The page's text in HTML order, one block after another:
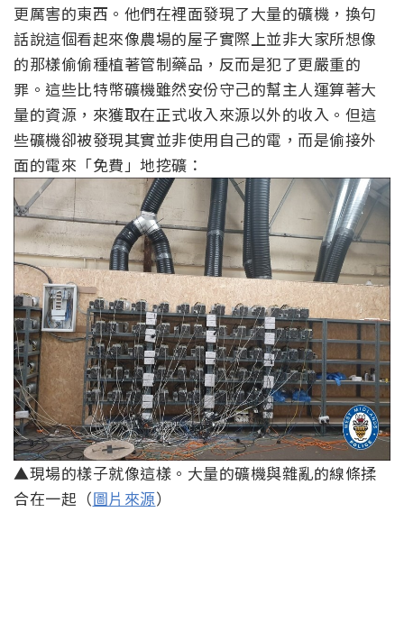
更厲害的東西。他們在裡面發現了大量的礦機，換句
話說這個看起來像農場的屋子實際上並非大家所想像
的那樣偷偷種植著管制藥品，反而是犯了更嚴重的
罪。這些比特幣礦機雖然安份守己的幫主人運算著大
量的資源，來獲取在正式收入來源以外的收入。但這
些礦機卻被發現其實並非使用自己的電，而是偷接外
面的電來「免費」地挖礦：
▲現場的樣子就像這樣。大量的礦機與雜亂的線條揉
合在一起（圖片來源）